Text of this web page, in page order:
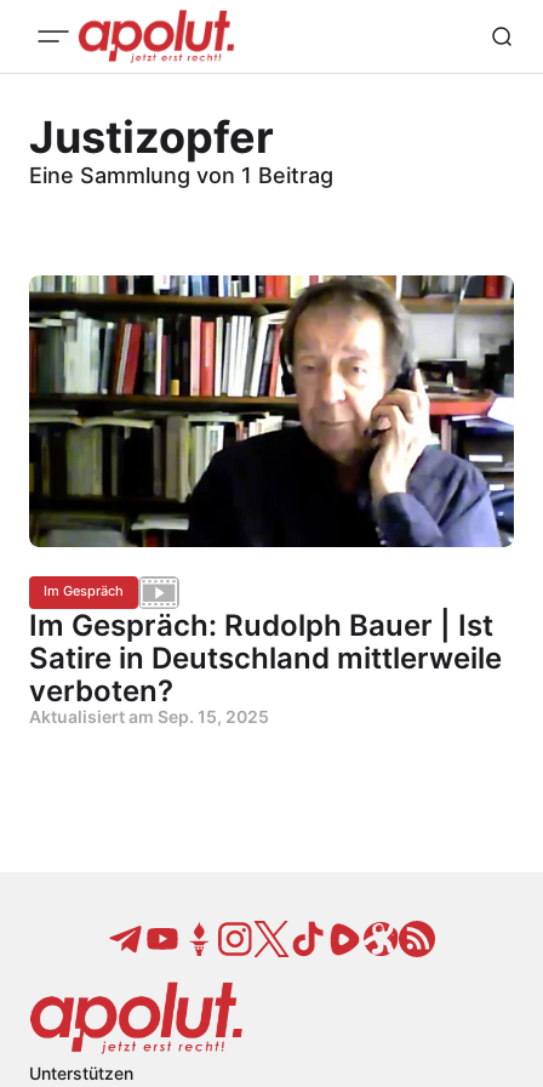
Justizopfer
Eine Sammlung von 1 Beitrag
Im Gespräch
Im Gespräch: Rudolph Bauer | Ist
Satire in Deutschland mittlerweile
verboten?
Aktualisiert am Sep. 15, 2025
Unterstützen